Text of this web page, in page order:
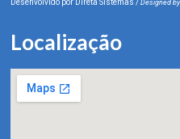
Designed
Localização